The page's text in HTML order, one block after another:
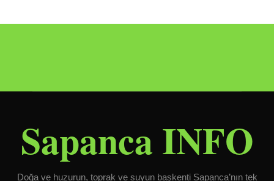
Sapanca INFO
Doğa ve huzurun, toprak ve suyun başkenti Sapanca’nın tek